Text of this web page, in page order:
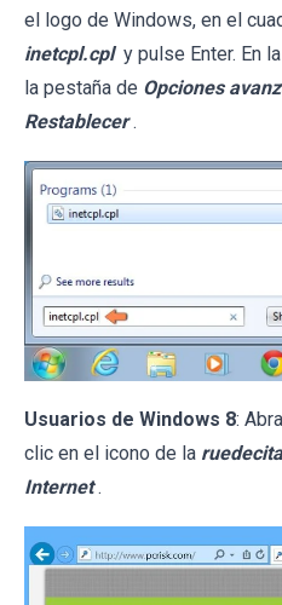
el logo de Windows, en el
inetcpl.cpl y pulse Enter. En
la pestaña de Opciones
Restablecer .
Usuarios de Windows 8:
clic en el icono de la ruedecita
Internet .